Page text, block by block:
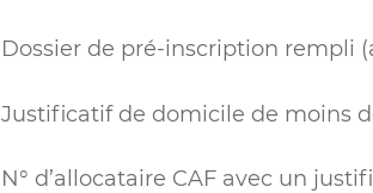
Dossier de pré-inscription rempli
Justificatif de domicile de moins
N° d’allocataire CAF avec un